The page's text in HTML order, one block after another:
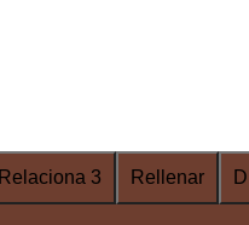
Relaciona 3 Rellenar